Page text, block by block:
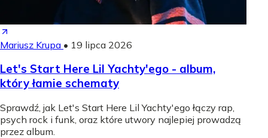
Mariusz Krupa • 19 lipca 2026
Let's Start Here Lil Yachty'ego - album,
który łamie schematy
Sprawdź, jak Let's Start Here Lil Yachty'ego łączy rap,
psych rock i funk, oraz które utwory najlepiej prowadzą
przez album.